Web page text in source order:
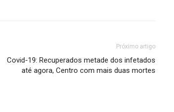
Próximo artigo
Covid-19: Recuperados metade dos infetados
até agora, Centro com mais duas mortes